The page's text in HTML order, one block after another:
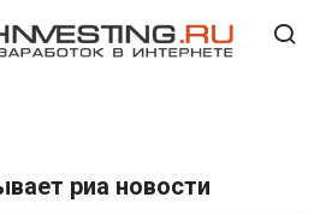
риа новости